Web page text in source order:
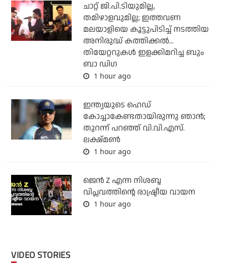
ചാറ്റ് ജി.പി.ടിയുമില്ല,
തമിഴാളവുമില്ല; ഇത്തവണ
മലയാളിയെ കൂട്ടുപിടിച്ച് നടത്തിയ
അനിരുദ്ധ് കത്തിക്കല്‍...
തിയേറ്ററുകള്‍ ഇളക്കിമറിച്ച ബും
ബാ ഡിഗ
1 hour ago
ഇന്ത്യയുടെ ഹെഡ്
കോച്ചാകേണ്ടതായിരുന്നു ഞാന്‍;
തുറന്ന് പറഞ്ഞ് വി.വി.എസ്.
ലക്ഷ്മണ്‍
1 hour ago
ജെന്‍ Z എന്ന നിശബ്ദ
വിപ്ലവത്തിന്റെ രാഷ്ട്രീയ വായന
1 hour ago
VIDEO STORIES